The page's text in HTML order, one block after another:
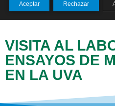
VISITA AL
ENSAYOS DE
EN LA UVA
Aceptar Rechazar